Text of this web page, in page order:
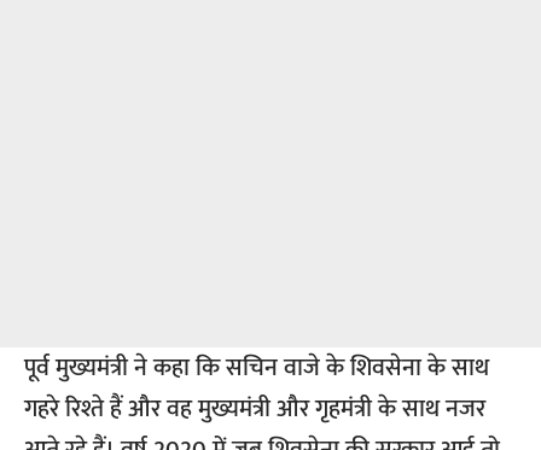
पूर्व मुख्यमंत्री ने कहा कि सचिन वाजे के शिवसेना के साथ
गहरे रिश्ते हैं और वह मुख्यमंत्री और गृहमंत्री के साथ नजर